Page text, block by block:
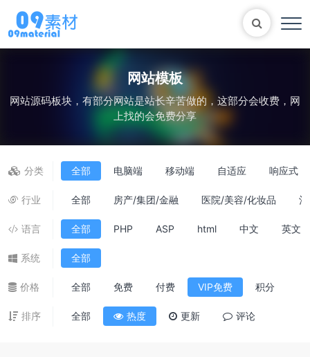
Bootstrap 表单 尼尔机械纪元 轮播
知识库
网站模板
网站源码板块，有部分网站是站长辛苦做的，这部分会收费，网
上找的会免费分享
分类 全部 电脑端 移动端 自适应 响应式
行业 全部 房产/集团/金融 医院/美容/化妆品
语言 全部 PHP ASP html 中文 英文
系统 全部
价格 全部 免费 付费 VIP免费 积分
排序 全部 热度 更新 评论